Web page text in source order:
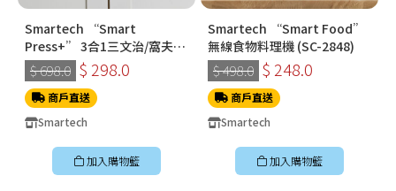
Smartech “Smart
Press+” 3合1三文治/窩夫/
冬甩機 SM-2228
$ 698.0 $ 298.0
商戶直送
Smartech
加入購物籃
Smartech “Smart Food”
無線食物料理機 (SC-2848)
$ 498.0 $ 248.0
商戶直送
Smartech
加入購物籃